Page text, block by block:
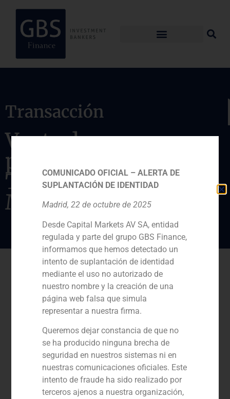
Transacción
Venta de su
participación en Abra
Terminales
Marítimas
COMUNICADO OFICIAL – ALERTA DE
SUPLANTACIÓN DE IDENTIDAD
Madrid, 22 de octubre de 2025
Desde Capital Markets AV SA, entidad
regulada y parte del grupo GBS Finance,
informamos que hemos detectado un
intento de suplantación de identidad
mediante el uso no autorizado de
nuestro nombre y la creación de una
página web falsa que simula
representar a nuestra firma.
Queremos dejar constancia de que no
se ha producido ninguna brecha de
seguridad en nuestros sistemas ni en
nuestras comunicaciones oficiales. Este
intento de fraude ha sido realizado por
terceros ajenos a nuestra organización,